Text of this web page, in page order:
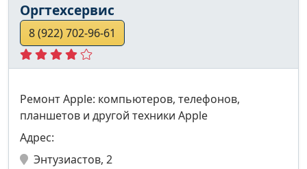
Оргтехсервис
8 (922) 702-96-61
Ремонт Apple: компьютеров, телефонов,
планшетов и другой техники Apple
Адрес:
Энтузиастов, 2